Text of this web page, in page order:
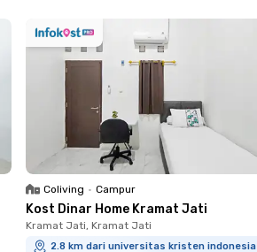
Coliving • Campur
Kost Dinar Home Kramat Jati
Kramat Jati, Kramat Jati
2.8 km dari universitas kristen indonesia